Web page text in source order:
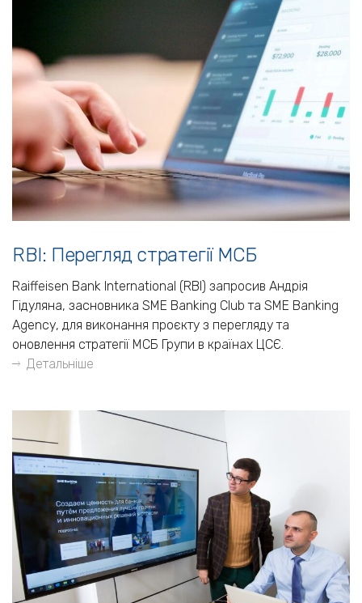
RBI: Перегляд стратегії МСБ
Raiffeisen Bank International (RBI) запросив Андрія
Гідуляна, засновника SME Banking Club та SME Banking
Agency, для виконання проєкту з перегляду та
оновлення стратегії МСБ Групи в країнах ЦСЄ.
Детальніше